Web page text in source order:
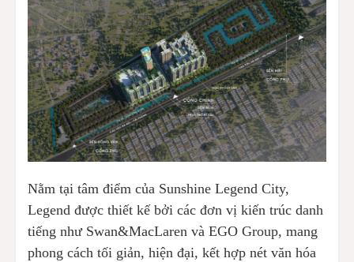
Nằm tại tâm điểm của Sunshine Legend City,
Legend được thiết kế bởi các đơn vị kiến trúc danh
tiếng như Swan&MacLaren và EGO Group, mang
phong cách tối giản, hiện đại, kết hợp nét văn hóa